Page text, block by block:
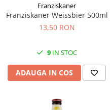
Franziskaner
Franziskaner Weissbier 500ml
13,50 RON
9 IN STOC
ADAUGA IN COS